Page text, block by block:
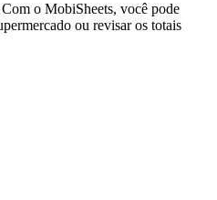
o MobiSheets, você pode
ou revisar os totais